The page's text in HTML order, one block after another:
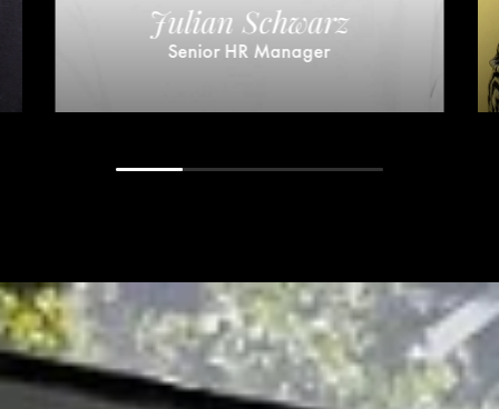
Julian Schwarz
Senior HR Manager